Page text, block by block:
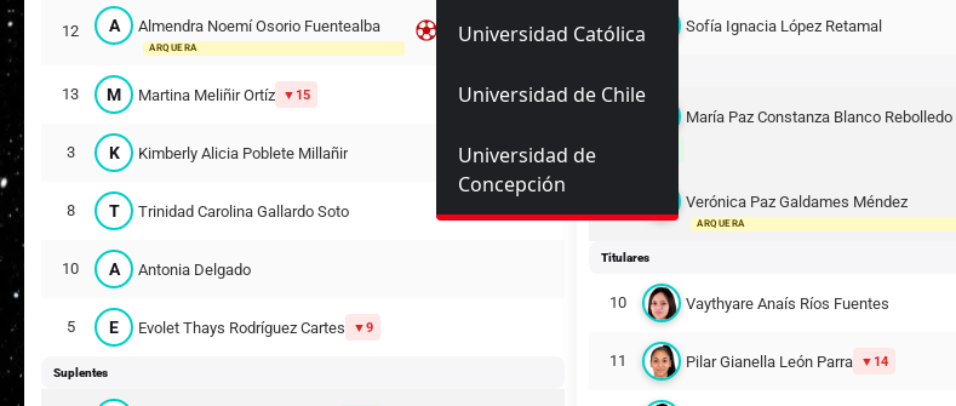
Universidad Católica
Universidad de Chile
Universidad de
Concepción
12 A Almendra Noemí Osorio Fuentealba
ARQUERA
13 M Martina Meliñir Ortíz 15
3 K Kimberly Alicia Poblete Millañir
8 T Trinidad Carolina Gallardo Soto
10 A Antonia Delgado
5 E Evolet Thays Rodríguez Cartes 9
Suplentes
4 Sofía Ignacia López Retamal
María Paz Constanza Blanco Rebolledo
Verónica Paz Galdames Méndez
ARQUERA
Titulares
10 Vaythyare Anaís Ríos Fuentes
11 Pilar Gianella León Parra 14